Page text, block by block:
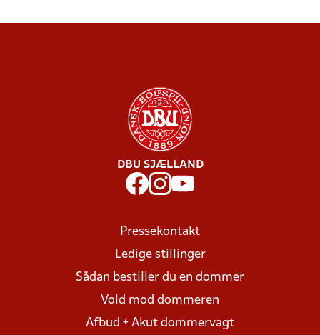
DBU SJÆLLAND
Pressekontakt
Ledige stillinger
Sådan bestiller du en dommer
Vold mod dommeren
Afbud + Akut dommervagt